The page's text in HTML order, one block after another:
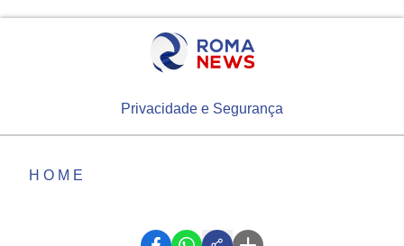
Privacidade e Segurança
HOME